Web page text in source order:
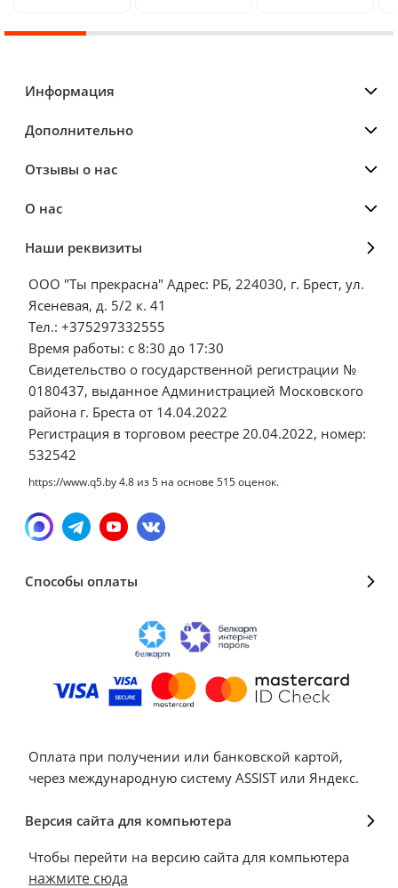
Информация
Дополнительно
Отзывы о нас
О нас
Наши реквизиты
ООО "Ты прекрасна" Адрес: РБ, 224030, г. Брест, ул.
Ясеневая, д. 5/2 к. 41
Тел.: +375297332555
Время работы: с 8:30 до 17:30
Свидетельство о государственной регистрации №
0180437, выданное Администрацией Московского
района г. Бреста от 14.04.2022
Регистрация в торговом реестре 20.04.2022, номер:
532542
https://www.q5.by4.8 из5 на основе 515оценок.
Способы оплаты
Оплата при получении или банковской картой,
через международную систему ASSIST или Яндекс.
Версия сайта для компьютера
Чтобы перейти на версию сайта для компьютера
нажмите сюда